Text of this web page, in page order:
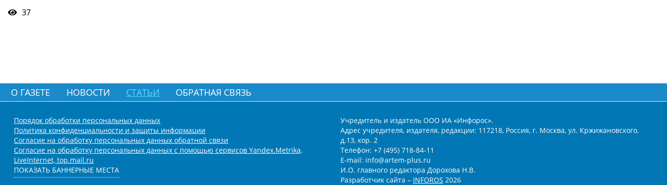
37
О ГАЗЕТЕ НОВОСТИ СТАТЬИ ОБРАТНАЯ СВЯЗЬ
Порядок обработки персональных данных
Политика конфиденциальности и защиты информации
Согласие на обработку персональных данных обратной связи
Согласие на обработку персональных данных с помощью сервисов Yandex.Metrika,
LiveInternet, top.mail.ru
ПОКАЗАТЬ БАННЕРНЫЕ МЕСТА
Учредитель и издатель ООО ИА «Инфорос».
Адрес учредителя, издателя, редакции: 117218, Россия, г. Москва, ул. Кржижановского,
д.13, кор. 2
Телефон: +7 (495) 718-84-11
E-mail: info@artem-plus.ru
И.О. главного редактора Дорохова Н.В.
Разработчик сайта – INFOROS 2026